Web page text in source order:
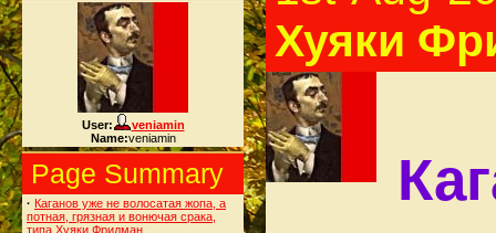
User:
veniamin
Name:veniamin
Page Summary
· Каганов уже не волосатая жопа, а
потная, грязная и вонючая срака,
типа Хуяки Фридман..
Хуяки